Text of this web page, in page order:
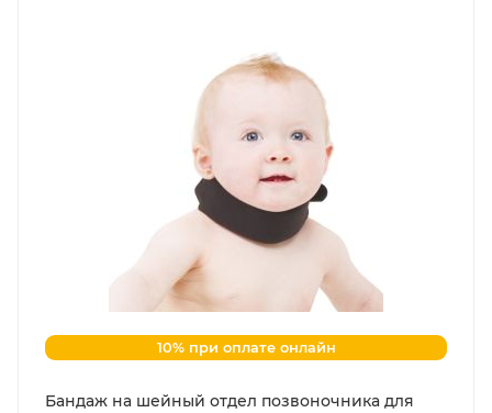
10% при оплате онлайн
Бандаж на шейный отдел позвоночника для